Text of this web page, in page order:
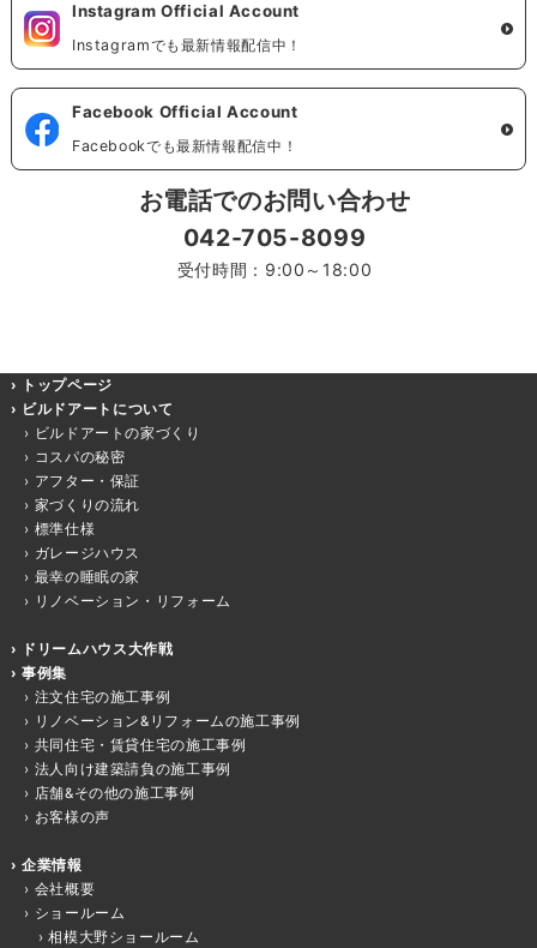
Instagram Official Account
Instagramでも最新情報配信中！
Facebook Official Account
Facebookでも最新情報配信中！
お電話でのお問い合わせ
042-705-8099
受付時間：9:00～18:00
トップページ
ビルドアートについて
ビルドアートの家づくり
コスパの秘密
アフター・保証
家づくりの流れ
標準仕様
ガレージハウス
最幸の睡眠の家
リノベーション・リフォーム
ドリームハウス大作戦
事例集
注文住宅の施工事例
リノベーション&リフォームの施工事例
共同住宅・賃貸住宅の施工事例
法人向け建築請負の施工事例
店舗&その他の施工事例
お客様の声
企業情報
会社概要
ショールーム
相模大野ショールーム